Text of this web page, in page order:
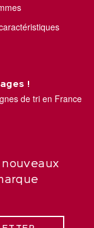
!
de tri en France